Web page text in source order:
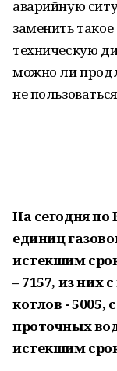
аварийную
заменить
техническую
можно ли
не
На сегодня по
единиц
истекшим
– 7157, из них
котлов - 5005,
проточных
истекшим